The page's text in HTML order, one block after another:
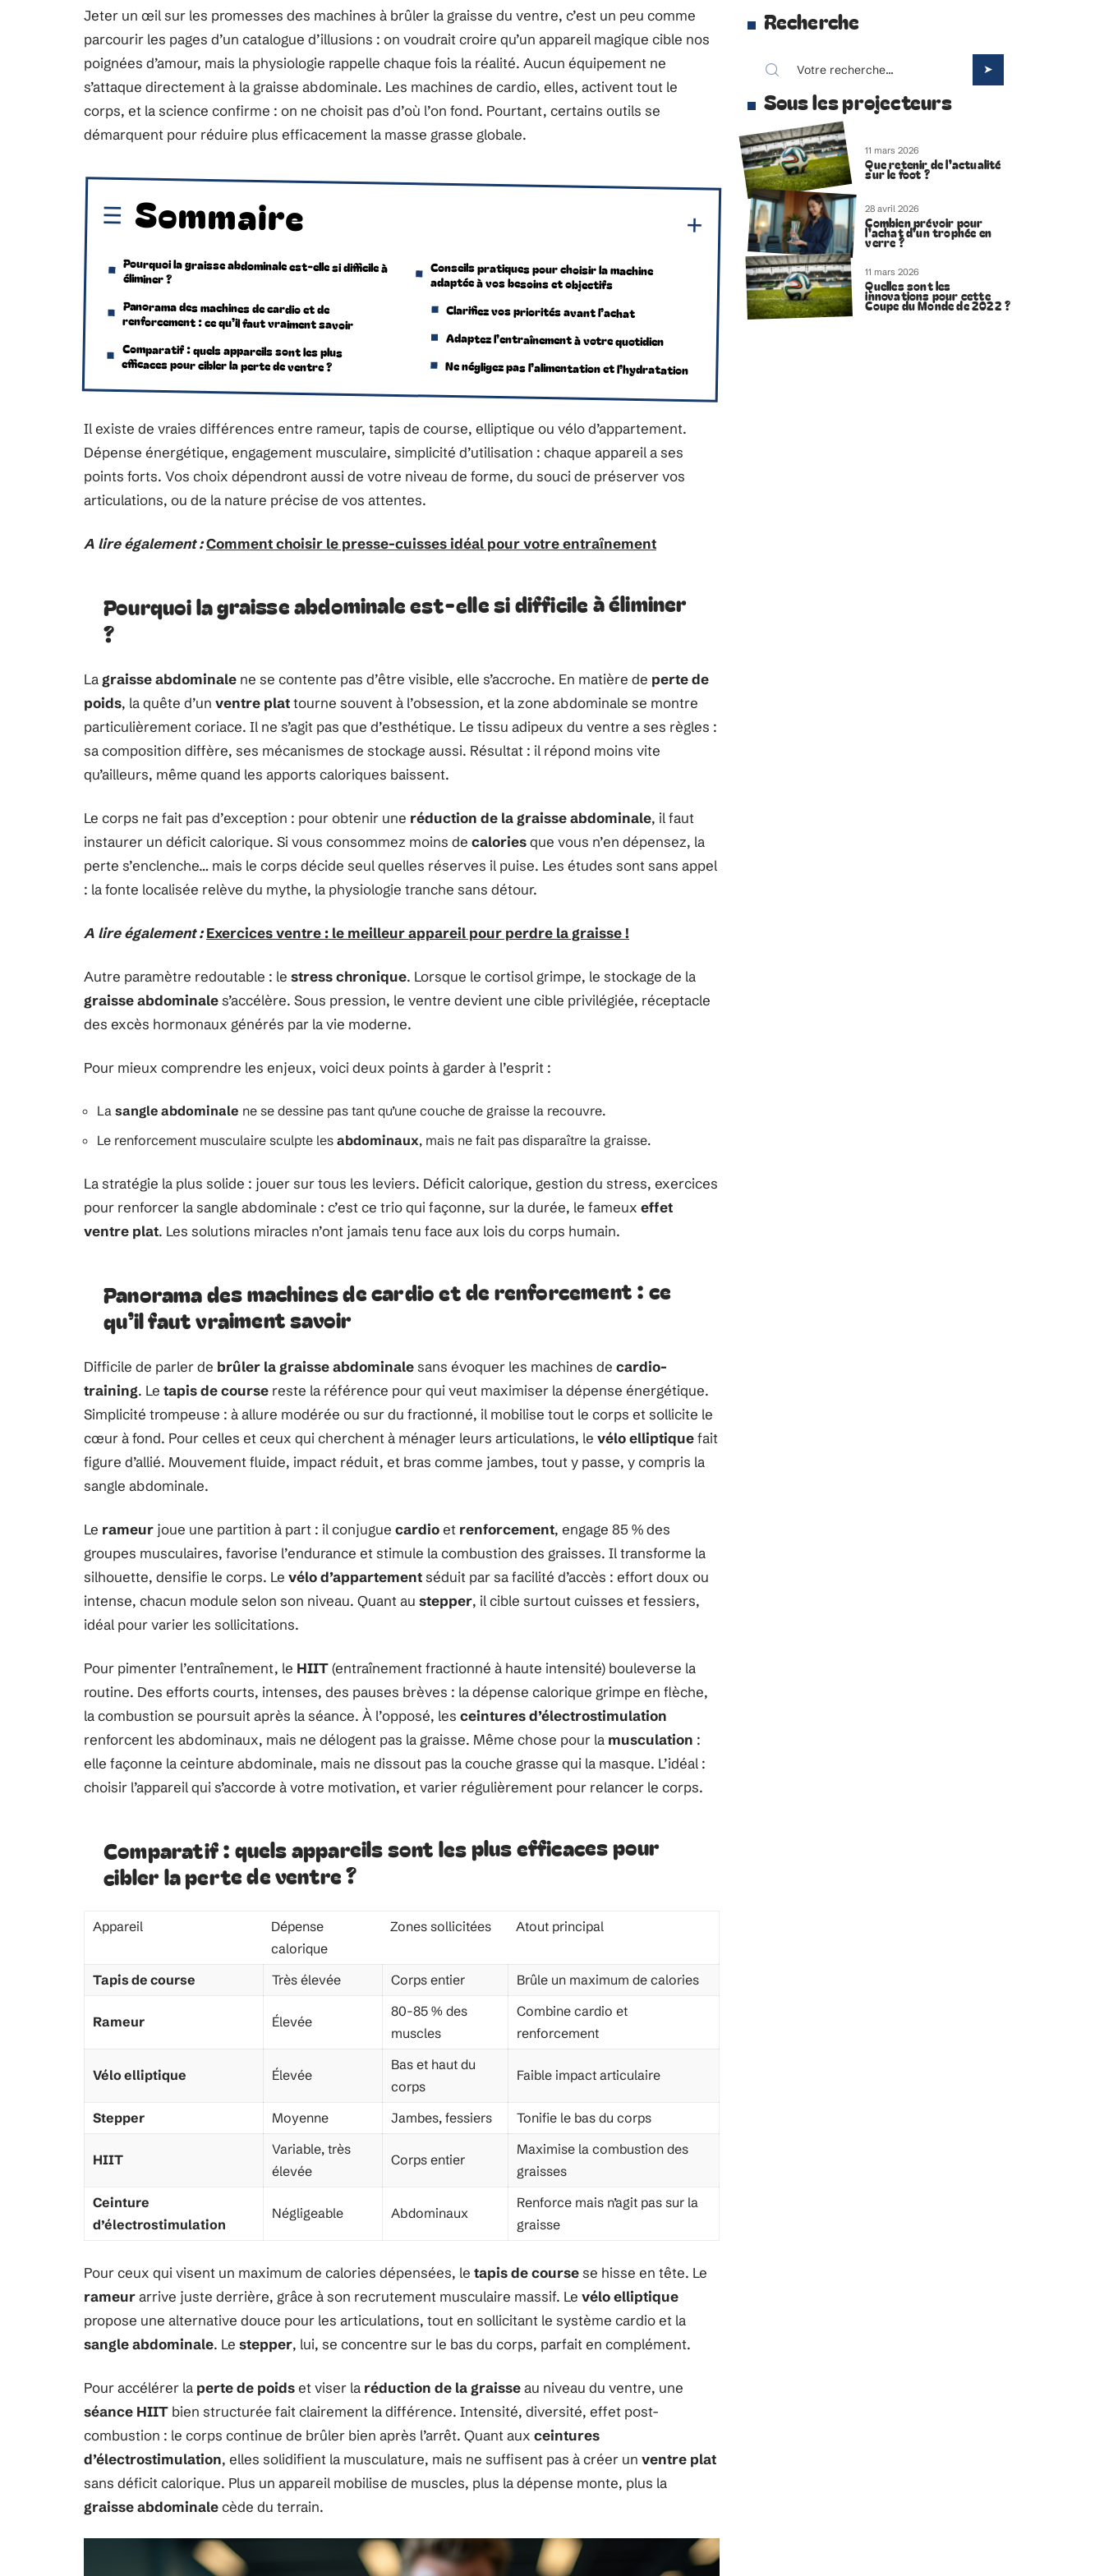
Jeter un œil sur les promesses des machines à brûler la graisse du ventre, c’est un peu comme
parcourir les pages d’un catalogue d’illusions : on voudrait croire qu’un appareil magique cible nos
poignées d’amour, mais la physiologie rappelle chaque fois la réalité. Aucun équipement ne
s’attaque directement à la graisse abdominale. Les machines de cardio, elles, activent tout le
corps, et la science confirme : on ne choisit pas d’où l’on fond. Pourtant, certains outils se
démarquent pour réduire plus efficacement la masse grasse globale.
Sommaire
Pourquoi la graisse abdominale est-elle si difficile à
éliminer ?
Panorama des machines de cardio et de
renforcement : ce qu’il faut vraiment savoir
Comparatif : quels appareils sont les plus
efficaces pour cibler la perte de ventre ?
Conseils pratiques pour choisir la machine
adaptée à vos besoins et objectifs
Clarifiez vos priorités avant l’achat
Adaptez l’entraînement à votre quotidien
Ne négligez pas l’alimentation et l’hydratation
Il existe de vraies différences entre rameur, tapis de course, elliptique ou vélo d’appartement.
Dépense énergétique, engagement musculaire, simplicité d’utilisation : chaque appareil a ses
points forts. Vos choix dépendront aussi de votre niveau de forme, du souci de préserver vos
articulations, ou de la nature précise de vos attentes.
A lire également :Comment choisir le presse-cuisses idéal pour votre entraînement
Pourquoi la graisse abdominale est-elle si difficile à éliminer
?
La graisse abdominale ne se contente pas d’être visible, elle s’accroche. En matière de perte de
poids, la quête d’un ventre plattourne souvent à l’obsession, et la zone abdominale se montre
particulièrement coriace. Il ne s’agit pas que d’esthétique. Le tissu adipeux du ventre a ses règles :
sa composition diffère, ses mécanismes de stockage aussi. Résultat : il répond moins vite
qu’ailleurs, même quand les apports caloriques baissent.
Le corps ne fait pas d’exception : pour obtenir une réduction de la graisse abdominale, il faut
instaurer un déficit calorique. Si vous consommez moins de caloriesque vous n’en dépensez, la
perte s’enclenche… mais le corps décide seul quelles réserves il puise. Les études sont sans appel
: la fonte localisée relève du mythe, la physiologie tranche sans détour.
A lire également : Exercices ventre : le meilleur appareil pour perdre la graisse !
Autre paramètre redoutable : le stress chronique. Lorsque le cortisol grimpe, le stockage de la
graisse abdominales’accélère. Sous pression, le ventre devient une cible privilégiée, réceptacle
des excès hormonaux générés par la vie moderne.
Pour mieux comprendre les enjeux, voici deux points à garder à l’esprit :
La sangle abdominale ne se dessine pas tant qu’une couche de graisse la recouvre.
Le renforcement musculaire sculpte les abdominaux, mais ne fait pas disparaître la graisse.
La stratégie la plus solide : jouer sur tous les leviers. Déficit calorique, gestion du stress, exercices
pour renforcer la sangle abdominale : c’est ce trio qui façonne, sur la durée, le fameux effet
ventre plat. Les solutions miracles n’ont jamais tenu face aux lois du corps humain.
Panorama des machines de cardio et de renforcement : ce
qu’il faut vraiment savoir
Difficile de parler de brûler la graisse abdominalesans évoquer les machines de cardio-
training. Le tapis de course reste la référence pour qui veut maximiser la dépense énergétique.
Simplicité trompeuse : à allure modérée ou sur du fractionné, il mobilise tout le corps et sollicite le
cœur à fond. Pour celles et ceux qui cherchent à ménager leurs articulations, le vélo elliptiquefait
figure d’allié. Mouvement fluide, impact réduit, et bras comme jambes, tout y passe, y compris la
sangle abdominale.
Le rameur joue une partition à part : il conjugue cardioet renforcement, engage 85 % des
groupes musculaires, favorise l’endurance et stimule la combustion des graisses. Il transforme la
silhouette, densifie le corps. Le vélo d’appartementséduit par sa facilité d’accès : effort doux ou
intense, chacun module selon son niveau. Quant au stepper, il cible surtout cuisses et fessiers,
idéal pour varier les sollicitations.
Pour pimenter l’entraînement, le HIIT(entraînement fractionné à haute intensité) bouleverse la
routine. Des efforts courts, intenses, des pauses brèves : la dépense calorique grimpe en flèche,
la combustion se poursuit après la séance. À l’opposé, les ceintures d’électrostimulation
renforcent les abdominaux, mais ne délogent pas la graisse. Même chose pour la musculation :
elle façonne la ceinture abdominale, mais ne dissout pas la couche grasse qui la masque. L’idéal :
choisir l’appareil qui s’accorde à votre motivation, et varier régulièrement pour relancer le corps.
Comparatif : quels appareils sont les plus efficaces pour
cibler la perte de ventre ?
Appareil
Dépense
calorique
Zones sollicitées Atout principal
Tapis de course Très élevée Corps entier Brûle un maximum de calories
Rameur Élevée
80-85 % des
muscles
Combine cardio et
renforcement
Vélo elliptique Élevée
Bas et haut du
corps
Faible impact articulaire
Stepper Moyenne Jambes, fessiers Tonifie le bas du corps
HIIT
Variable, très
élevée
Corps entier
Maximise la combustion des
graisses
Ceinture
d’électrostimulation
Négligeable Abdominaux
Renforce mais n’agit pas sur la
graisse
Pour ceux qui visent un maximum de calories dépensées, le tapis de coursese hisse en tête. Le
rameurarrive juste derrière, grâce à son recrutement musculaire massif. Le vélo elliptique
propose une alternative douce pour les articulations, tout en sollicitant le système cardio et la
sangle abdominale. Le stepper, lui, se concentre sur le bas du corps, parfait en complément.
Pour accélérer la perte de poidset viser la réduction de la graisseau niveau du ventre, une
séance HIIT bien structurée fait clairement la différence. Intensité, diversité, effet post-
combustion : le corps continue de brûler bien après l’arrêt. Quant aux ceintures
d’électrostimulation, elles solidifient la musculature, mais ne suffisent pas à créer un ventre plat
sans déficit calorique. Plus un appareil mobilise de muscles, plus la dépense monte, plus la
graisse abdominalecède du terrain.
Recherche
Sous les projecteurs
11 mars 2026
Que retenir de l’actualité
sur le foot ?
28 avril 2026
Combien prévoir pour
l’achat d’un trophée en
verre ?
11 mars 2026
Quelles sont les
innovations pour cette
Coupe du Monde de 2022 ?